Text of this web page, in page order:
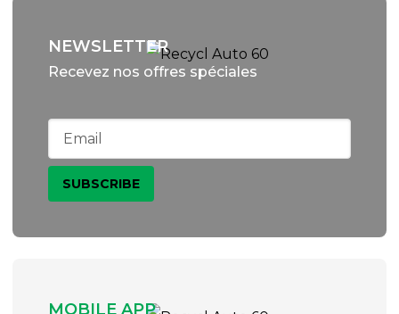
NEWSLETTER
Recevez nos offres spéciales
MOBILE APP